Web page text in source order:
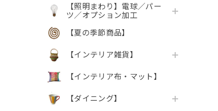
【照明まわり】電球／パー
ツ／オプション加工
【夏の季節商品】
【インテリア雑貨】
【インテリア布・マット】
【ダイニング】